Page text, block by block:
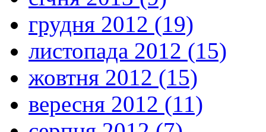
грудня 2012 (19)
листопада 2012 (15)
жовтня 2012 (15)
вересня 2012 (11)